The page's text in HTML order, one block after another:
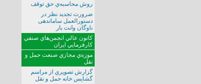
روش محاسبه‌ي حق توقف
ضرورت تجدید نظر در
دستورالعمل ساماندهی
ناوگان وانت بار
كانون عالي انجمن‌هاي صنفي
كارفرمايي ايران
موزه‌ي مجازي صنعت حمل و
نقل
گزارش تصويري از مراسم
گشايس خانه حمل و نقل